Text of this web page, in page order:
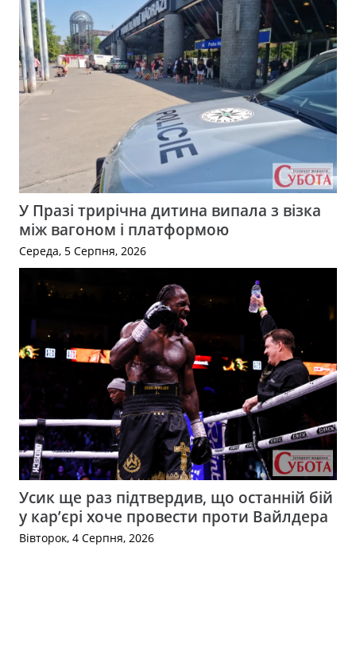
У Празі трирічна дитина випала з візка
між вагоном і платформою
Середа, 5 Серпня, 2026
Усик ще раз підтвердив, що останній бій
у кар’єрі хоче провести проти Вайлдера
Вівторок, 4 Серпня, 2026